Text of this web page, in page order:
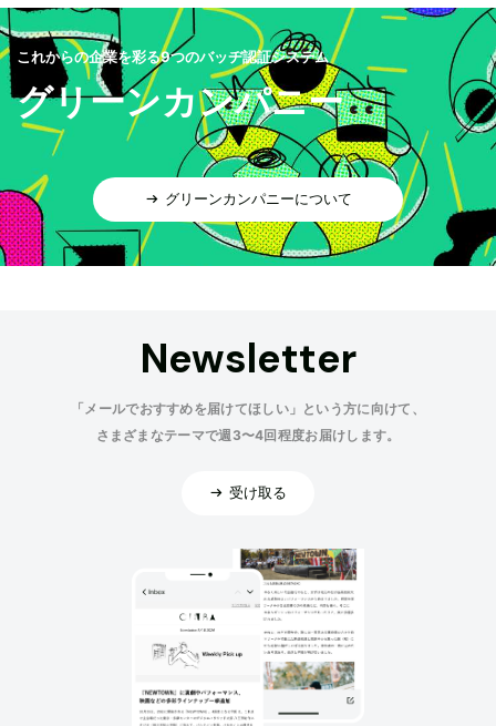
これからの企業を彩る9つのバッヂ認証システム
グリーンカンパニー
グリーンカンパニーについて
Newsletter
「メールでおすすめを届けてほしい」という方に向けて、
さまざまなテーマで週3〜4回程度お届けします。
受け取る